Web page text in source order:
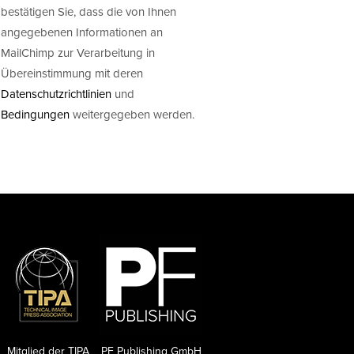
bestätigen Sie, dass die von Ihnen
angegebenen Informationen an
MailChimp zur Verarbeitung in
Übereinstimmung mit deren
Datenschutzrichtlinien und
Bedingungenweitergegeben werden.
PF Publishing GmbH
Mitglied der TIPA